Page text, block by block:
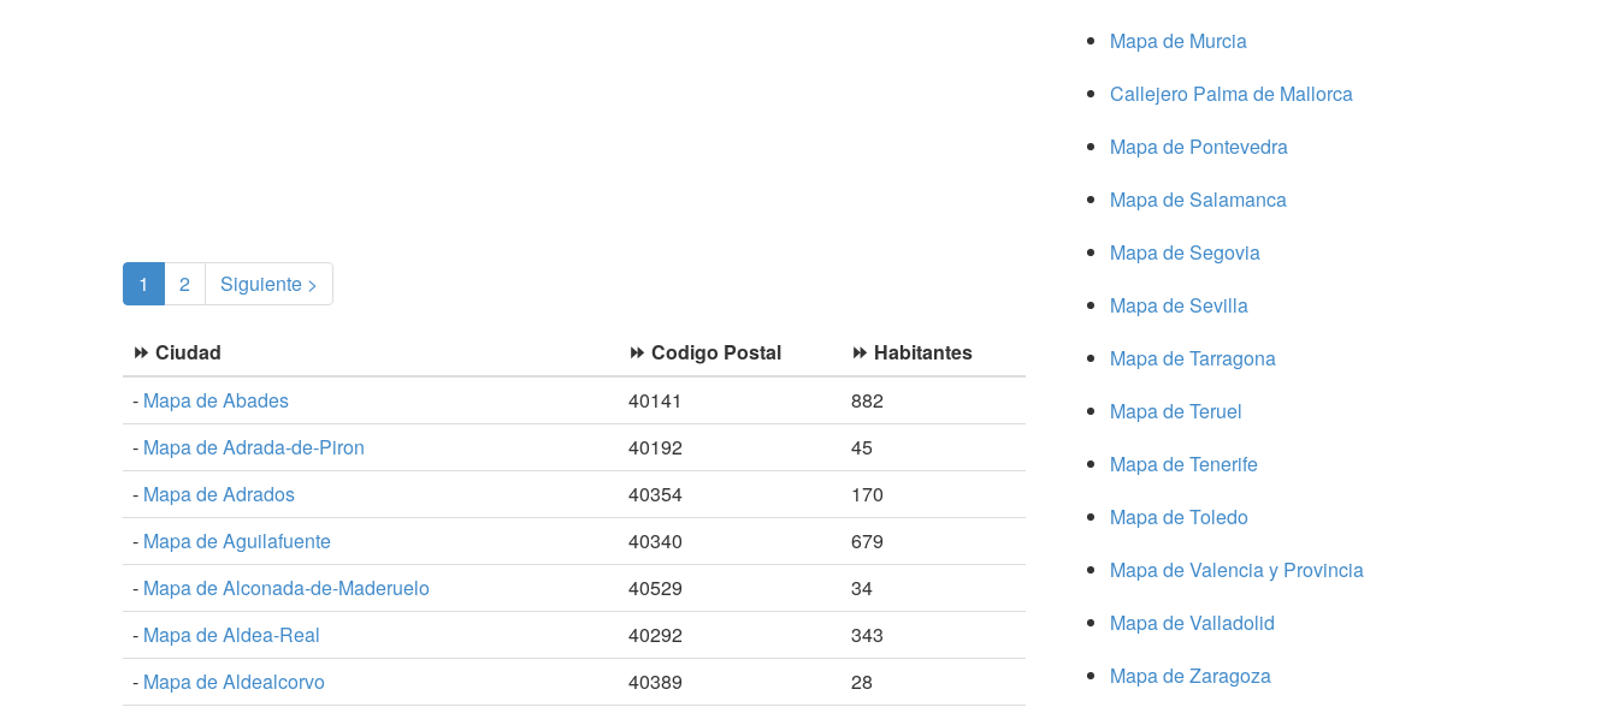
1 (current)
2 Siguiente >
⏩ Ciudad ⏩ Codigo Postal
⏩ Habitantes
- Mapa de Abades 40141
882
- Mapa de Adrada-de-Piron 40192
45
- Mapa de Adrados 40354
170
- Mapa de Aguilafuente 40340
679
- Mapa de Alconada-de-Maderuelo 40529
34
- Mapa de Aldea-Real 40292
343
- Mapa de Aldealcorvo 40389
28
Mapa de Murcia
Callejero Palma de Mallorca
Mapa de Pontevedra
Mapa de Salamanca
Mapa de Segovia
Mapa de Sevilla
Mapa de Tarragona
Mapa de Teruel
Mapa de Tenerife
Mapa de Toledo
Mapa de Valencia y Provincia
Mapa de Valladolid
Mapa de Zaragoza